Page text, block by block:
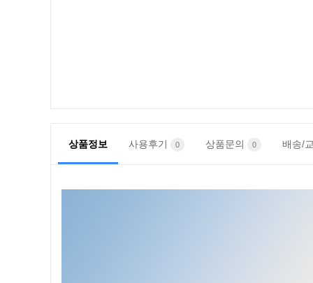
상품정보 사용후기 0 상품문의 0 배송/